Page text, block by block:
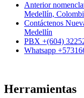
Anterior
Medellín,
Contáctenos
Medellín
PBX +(604)
Whatsapp
Herramientas